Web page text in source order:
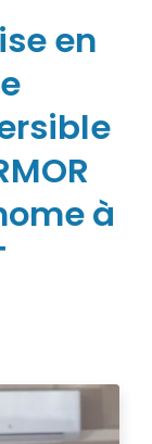
en
à